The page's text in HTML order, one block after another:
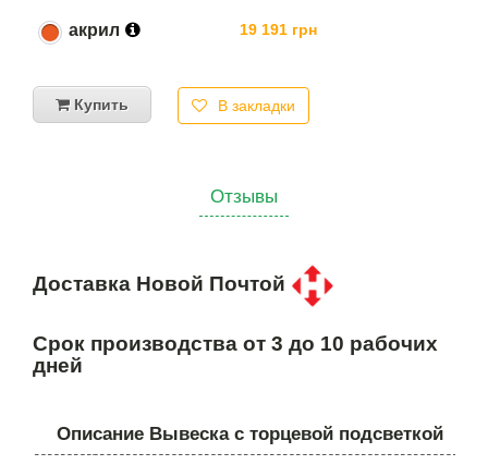
акрил 19 191 грн
Купить В закладки
Отзывы
Доставка Новой Почтой
Срок производства от 3 до 10 рабочих
дней
Описание Вывеска с торцевой подсветкой